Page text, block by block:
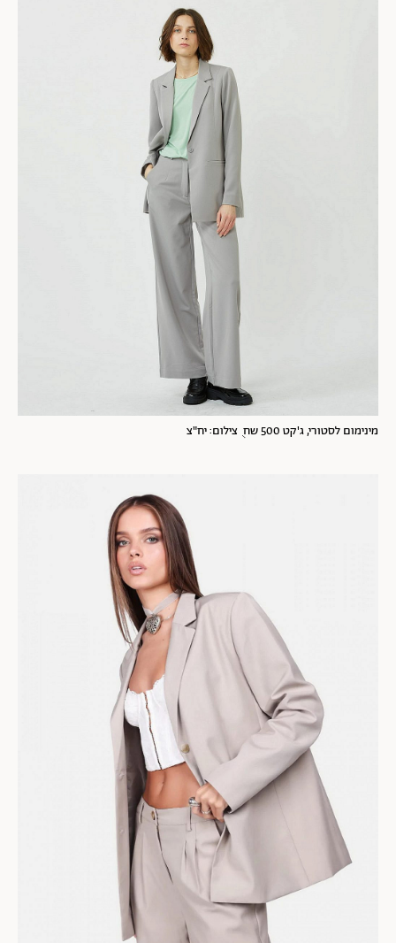
מינימום לסטורי, ג'קט 500 שח ֻ צילום: יח"צ